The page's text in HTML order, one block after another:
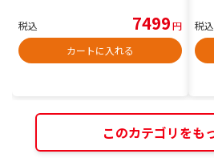
税込 7499円
カートに入れる
税込
このカテゴリをも